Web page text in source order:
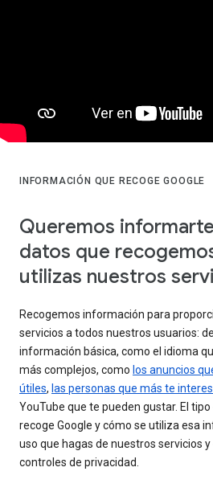
INFORMACIÓN QUE RECOGE GOOGLE
Queremos
datos que
utilizas nuestros
Recogemos información para
servicios a todos nuestros usuarios:
información básica, como el idioma
más complejos, como los anuncios
útiles, las personas que más te
YouTube que te pueden gustar. El
recoge Google y cómo se utiliza esa
uso que hagas de nuestros servicios
controles de privacidad.